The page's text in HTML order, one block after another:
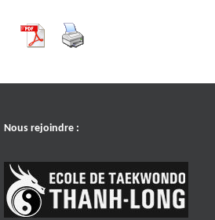
Nous rejoindre :